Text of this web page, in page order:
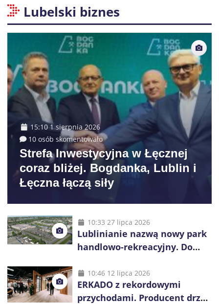
Lubelski biznes
15:10 1 sierpnia 2026
10 osób skomentowało
Strefa Inwestycyjna w Łęcznej
coraz bliżej. Bogdanka, Lublin i
Łęczna łączą siły
10:33 27 lipca 2026
Lublinianie nazwą nowy park
handlowo-rekreacyjny. Do
10:46 12 lipca 2026
ERKADO z rekordowymi
przychodami. Producent drzwi